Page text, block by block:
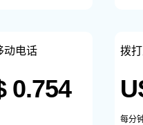
动电话
0.754
拨
每分